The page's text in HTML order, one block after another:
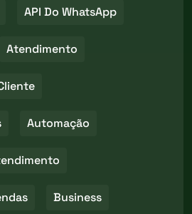
API Do WhatsApp
Atendimento
Automação
Business